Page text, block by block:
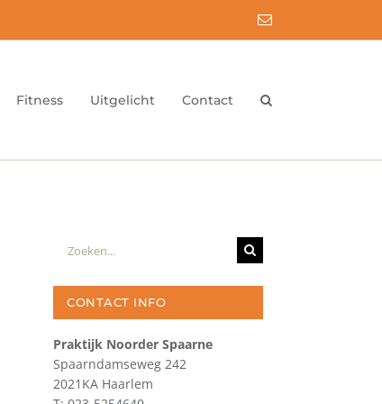
E-
Fitness Uitgelicht Contact
Zoeken
CONTACT INFO
Praktijk Noorder Spaarne
Spaarndamseweg 242
2021KA Haarlem